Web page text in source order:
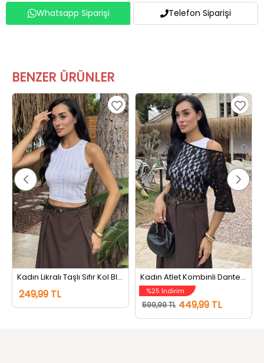
Whatsapp Siparişi Telefon Siparişi
BENZER ÜRÜNLER
Kadın Likralı Taşlı Sıfır Kol Bluz Beyaz
249,99 TL
Kadın Atlet Kombinli Dantel Bluz Siyahbeyaz
%25 İndirim
599,99 TL 449,99 TL